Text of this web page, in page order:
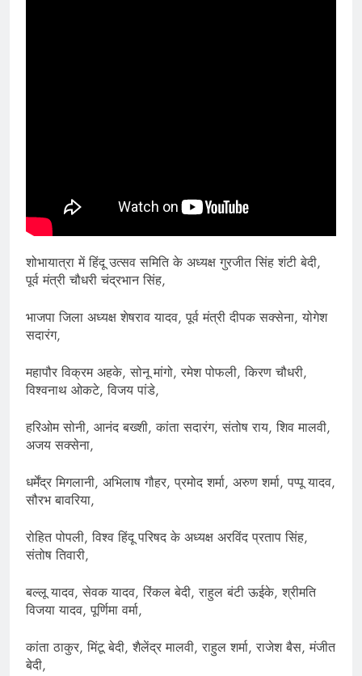
शोभायात्रा में हिंदू उत्सव समिति के अध्यक्ष गुरजीत सिंह शंटी बेदी,
पूर्व मंत्री चौधरी चंद्रभान सिंह,
भाजपा जिला अध्यक्ष शेषराव यादव, पूर्व मंत्री दीपक सक्सेना, योगेश
सदारंग,
महापौर विक्रम अहके, सोनू मांगो, रमेश पोफली, किरण चौधरी,
विश्वनाथ ओकटे, विजय पांडे,
हरिओम सोनी, आनंद बख्शी, कांता सदारंग, संतोष राय, शिव मालवी,
अजय सक्सेना,
धर्मेंद्र मिगलानी, अभिलाष गौहर, प्रमोद शर्मा, अरुण शर्मा, पप्पू यादव,
सौरभ बावरिया,
रोहित पोपली, विश्व हिंदू परिषद के अध्यक्ष अरविंद प्रताप सिंह,
संतोष तिवारी,
बल्लू यादव, सेवक यादव, रिंकल बेदी, राहुल बंटी ऊईके, श्रीमति
विजया यादव, पूर्णिमा वर्मा,
कांता ठाकुर, मिंटू बेदी, शैलेंद्र मालवी, राहुल शर्मा, राजेश बैस, मंजीत
बेदी,